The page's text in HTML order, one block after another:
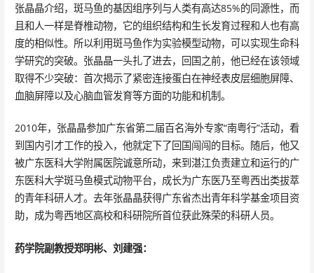
张晶晶介绍，斑马鱼的基因组序列与人类有高达85%的同源性，而
且和人一样是脊椎动物，它的组织结构和生长发育过程和人也有高
度的相似性。所以利用斑马鱼作为实验模型动物，可以实现生命科
学研究的突破。张晶晶一头扎了进去，回国之前，他已经在该领域
取得不少突破：首次揭示了紧密连接蛋白在神经表皮层细胞屏障、
血脑屏障以及心脑血管发育等方面的功能和机制。
2010年，张晶晶参加广东省第二届百名海外专家“南粤行”活动，看
到国内引才工作的投入，他就定下了回国闯闯的目标。随后，他又
被广东医科大学附属医院诚意所动，来到湛江负责建立和运行的广
东医科大学斑马鱼模式动物平台，成长为广东医乃至粤西出类拔萃
的青年科研人才。去年张晶晶获得广东省杰出青年科学基金项目资
助，成为粤西地区高校和科研院所首位获此殊荣的科研人员。
药学院副教授郑明彬、刘建强：